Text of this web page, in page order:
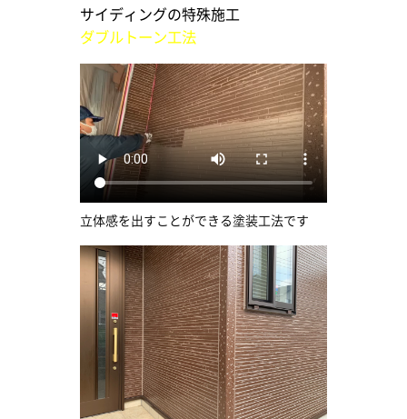
サイディングの特殊施工
ダブルトーン工法
立体感を出すことができる塗装工法です